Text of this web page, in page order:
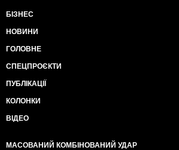
БІЗНЕС
НОВИНИ
ГОЛОВНЕ
СПЕЦПРОЄКТИ
ПУБЛІКАЦІЇ
КОЛОНКИ
ВІДЕО
МАСОВАНИЙ КОМБІНОВАНИЙ УДАР